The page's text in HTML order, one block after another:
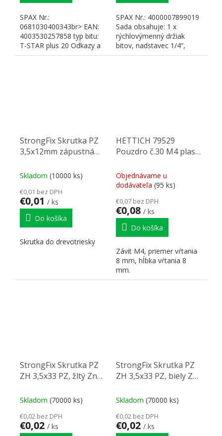
SPAX Nr.:
0681030400343br> EAN:
4003530257858 typ bitu:
T-STAR plus 20 Odkazy a
dokumenty www SPAX
SPAX Nr.: 4000007899019
Sada obsahuje: 1 x
rýchlovýmenný držiak
bitov, nadstavec 1/4”,
dĺžka 60 mm. 6 x bitov
StrongFix Skrutka PZ
3,5x12mm zápustná
Skladom (10000 ks)
€0,01 bez DPH
€0,01 / ks
Do košíka
Skrutka do drevotriesky
HETTICH 79529
Pouzdro č.30 M4 plast
Objednávame u
dodávateľa (95 ks)
€0,07 bez DPH
€0,08 / ks
Do košíka
Závit M4, priemer vŕtania
8 mm, hĺbka vŕtania 8
mm.
StrongFix Skrutka PZ
ZH 3,5x33 PZ, žltý Zn
Skladom (70000 ks)
€0,02 bez DPH
€0,02 / ks
StrongFix Skrutka PZ
ZH 3,5x33 PZ, biely Zn
Skladom (70000 ks)
€0,02 bez DPH
€0,02 / ks